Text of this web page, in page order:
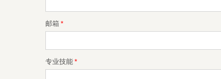
邮箱 *
专业技能*